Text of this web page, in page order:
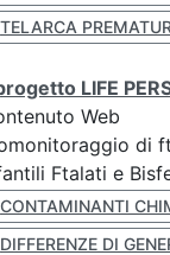
TELARCA
LIFE
Web
di
Ftalati e
CONTAMINANTI
DIFFERENZE DI